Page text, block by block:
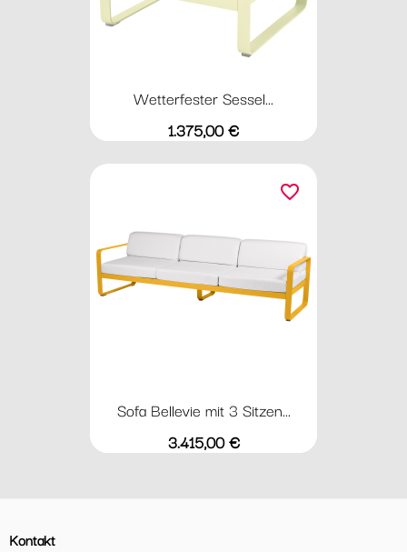
Wetterfester Sessel...
Preis
1.375,00 €
Sofa Bellevie mit 3 Sitzen...
Preis
3.415,00 €
favorite_border
Kontakt